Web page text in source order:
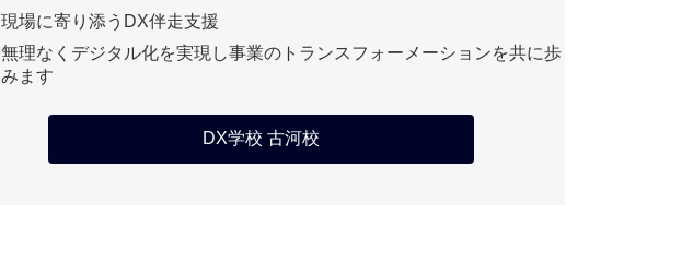
現場に寄り添うDX伴走支援
無理なくデジタル化を実現し事業のトランスフォーメーションを共に歩
みます
DX学校 古河校